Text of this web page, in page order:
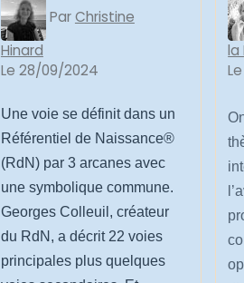
ParChristine
Hinard
Le 28/09/2024
Une voie se définit dans un
Référentiel de Naissance®
(RdN) par 3 arcanes avec
une symbolique commune.
Georges Colleuil, créateur
du RdN, a décrit 22 voies
principales plus quelques
la